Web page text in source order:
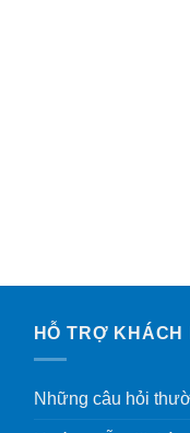
HỖ TRỢ KHÁCH
Những câu hỏi